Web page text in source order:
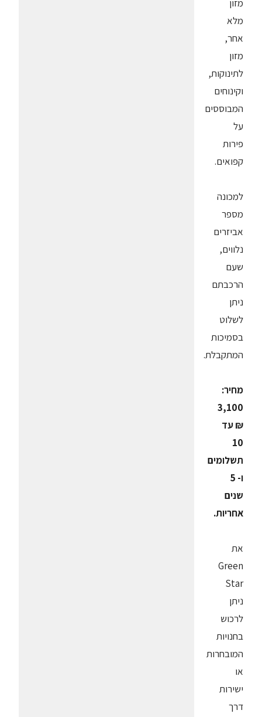
מזון
מלא
אחר,
מזון
לתינוקות,
וקינוחים
המבוססים
על
פירות
קפואים.
למכונה
מספר
אביזרים
נלווים,
שעם
הרכבתם
ניתן
לשלוט
בסמיכות
המתקבלת.
מחיר:
3,100
₪ עד
10
תשלומים
ו- 5
שנים
אחריות.
את
Green
Star
ניתן
לרכוש
בחנויות
המובחרות
או
ישירות
דרך